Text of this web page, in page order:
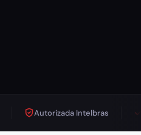
Autorizada Intelbras